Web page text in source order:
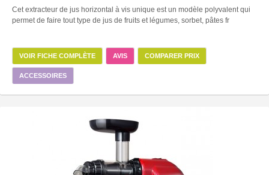
Cet extracteur de jus horizontal à vis unique est un modèle polyvalent qui
permet de faire tout type de jus de fruits et légumes, sorbet, pâtes fr
VOIR FICHE COMPLÈTE AVIS COMPARER PRIX
ACCESSOIRES